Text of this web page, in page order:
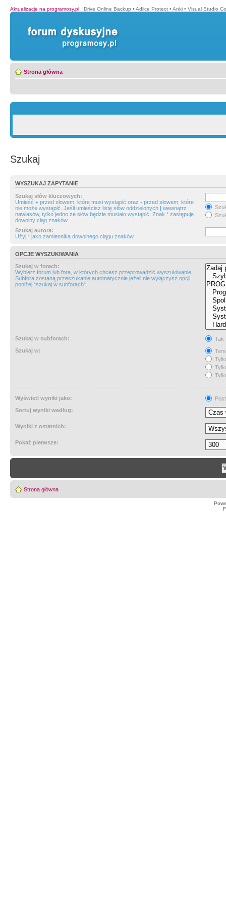
Aktualizacje na programosy.pl: IDrive Online Backup • Adlice Protect • Anki • Visual Studio
Strona główna
Szukaj
WYSZUKAJ ZAPYTANIE
Szukaj słów kluczowych:
Umieść + przed słowem, które musi wystąpić oraz - przed słowem, które
nie może wystąpić. Jeśli umieścisz listę słów oddzielonych | wewnątrz
nawiasów, tylko jedno ze słów będzie musiało wystąpić. Znak * zastępuje
dowolny ciąg znaków.
Szukaj autora:
Użyj * jako zamiennika dowolnego ciągu znaków.
OPCJE WYSZUKIWANIA
Szukaj w forach:
Wybierz forum lub fora, w których chcesz przeprowadzić wyszukiwanie.
Subfora zostaną przeszukanie automatycznie jeżeli nie wyłączysz opcji
poniżej “szukaj w subforach“.
Szukaj w subforach:
Tak
Szukaj w:
Wyświetl wyniki jako:
Sortuj wyniki według:
Wyniki z ostatnich:
Pokaż pierwsze:
Strona główna